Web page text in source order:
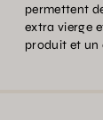
permettent
extra vierge
produit et un